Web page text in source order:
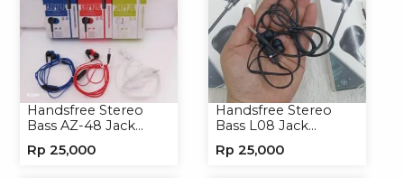
Handsfree Stereo
Bass AZ-48 Jack
Headset Headphone
Rp 25,000
Handsfree Stereo
Bass L08 Jack
Headphone
Rp 25,000